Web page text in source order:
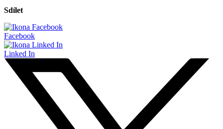
Sdílet
Facebook
Linked In